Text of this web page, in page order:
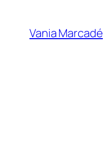
contenu
Vania Marcadé